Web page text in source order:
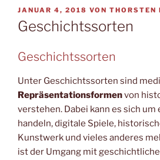
VERÖFFENTLICHT
AM
JANUAR 4, 2018 VON THORSTEN
Geschichtssorten
Geschichtssorten
Unter Geschichtssorten sind
Repräsentationsformenvon
verstehen. Dabei kann es sich um
handeln, digitale Spiele,
Kunstwerk und vieles anderes
ist der Umgang mit